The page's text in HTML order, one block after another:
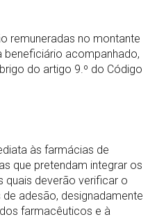
remuneradas no montante
beneficiário acompanhado,
do artigo 9.º do Código
às farmácias de
que pretendam integrar os
quais deverão verificar o
adesão, designadamente
farmacêuticos e à